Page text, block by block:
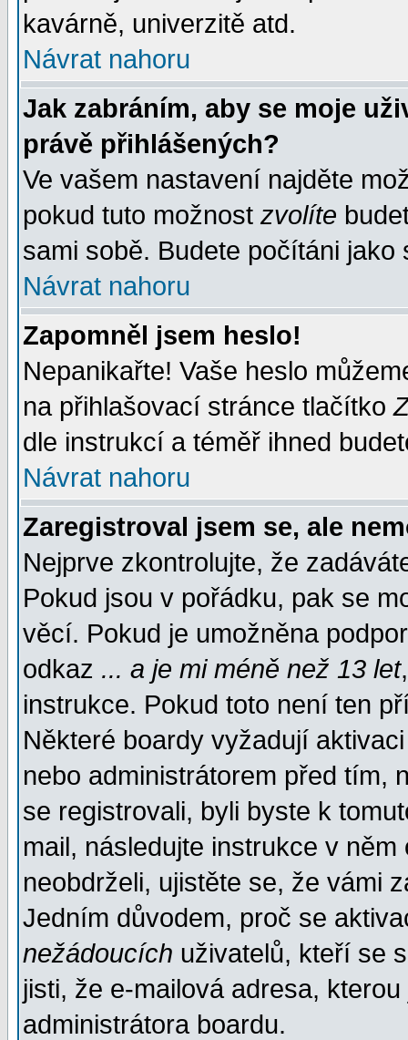
kavárně, univerzitě atd.
Návrat nahoru
Jak zabráním, aby se moje
právě přihlášených?
Ve vašem nastavení najděte
pokud tuto možnost zvolíte
sami sobě. Budete počítáni jako
Návrat nahoru
Zapomněl jsem heslo!
Nepanikařte! Vaše heslo
na přihlašovací stránce tlačítko
dle instrukcí a téměř ihned
Návrat nahoru
Zaregistroval jsem se, ale
Nejprve zkontrolujte, že
Pokud jsou v pořádku, pak se
věcí. Pokud je umožněna
odkaz ... a je mi méně než 13 let
instrukce. Pokud toto není ten
Některé boardy vyžadují
nebo administrátorem před tím,
se registrovali, byli byste k
mail, následujte instrukce v
neobdrželi, ujistěte se, že vámi
Jedním důvodem, proč se
nežádoucích uživatelů, kteří se
jisti, že e-mailová adresa,
administrátora boardu.